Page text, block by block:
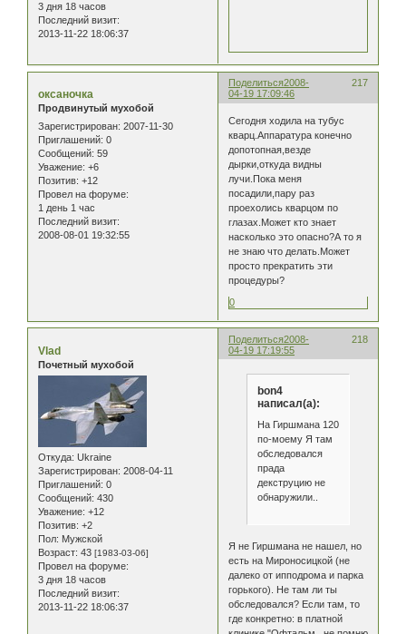
3 дня 18 часов
Последний визит:
2013-11-22 18:06:37
Поделиться 217
2008-
04-19 17:09:46
оксаночка
Продвинутый мухобой
Зарегистрирован: 2007-11-30
Приглашений: 0
Сообщений: 59
Уважение: +6
Позитив: +12
Провел на форуме:
1 день 1 час
Последний визит:
2008-08-01 19:32:55
Сегодня ходила на тубус
кварц.Аппаратура конечно
допотопная,везде
дырки,откуда видны
лучи.Пока меня
посадили,пару раз
проехолись кварцом по
глазах.Может кто знает
насколько это опасно?А то я
не знаю что делать.Может
просто прекратить эти
процедуры?
0
Поделиться 218
2008-
04-19 17:19:55
Vlad
Почетный мухобой
Откуда: Ukraine
Зарегистрирован: 2008-04-11
Приглашений: 0
Сообщений: 430
Уважение: +12
Позитив: +2
Пол: Мужской
Возраст: 43 [1983-03-06]
Провел на форуме:
3 дня 18 часов
Последний визит:
2013-11-22 18:06:37
bon4
написал(а):
На Гиршмана 120
по-моему Я там
обследовался
прада
декструцию не
обнаружили..
Я не Гиршмана не нашел, но
есть на Мироносицкой (не
далеко от ипподрома и парка
горького). Не там ли ты
обследовался? Если там, то
где конкретно: в платной